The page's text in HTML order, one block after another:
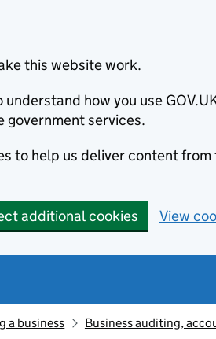
this website work.
how you use
government services.
to help us deliver content from
additional cookies View
a business Business auditing,